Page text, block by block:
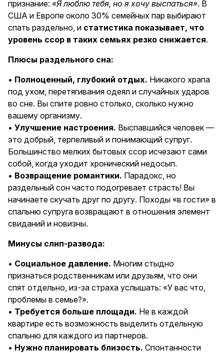
признание: «Я люблю тебя, но я хочу выспаться». В
США и Европе около 30% семейных пар выбирают
спать раздельно, и статистика показывает, что
уровень ссор в таких семьях резко снижается.
Плюсы раздельного сна:
• Полноценный, глубокий отдых. Никакого храпа
под ухом, перетягивания одеял и случайных ударов
во сне. Вы спите ровно столько, сколько нужно
вашему организму.
• Улучшение настроения. Выспавшийся человек —
это добрый, терпеливый и понимающий супруг.
Большинство мелких бытовых ссор исчезают сами
собой, когда уходит хронический недосып.
• Возвращение романтики. Парадокс, но
раздельный сон часто подогревает страсть! Вы
начинаете скучать друг по другу. Походы «в гости» в
спальню супруга возвращают в отношения элемент
свиданий и новизны.
Минусы слип-развода:
• Социальное давление. Многим стыдно
признаться родственникам или друзьям, что они
спят отдельно, из-за страха услышать: «У вас что,
проблемы в семье?».
• Требуется больше площади. Не в каждой
квартире есть возможность выделить отдельную
спальню для каждого из партнеров.
• Нужно планировать близость. Спонтанности